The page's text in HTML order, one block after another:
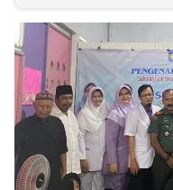
INDONESIA
Partner
Insight
NTB
Suara
Time
Lens
IDN
Daily
Jogja
Jalan
Rakyat
Idealita
News
Kita
Notice
Dinamikapost.com
Radar
Baru
Seedbacklink